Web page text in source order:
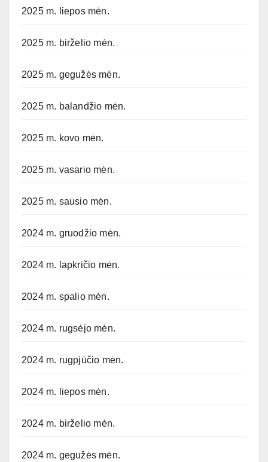
2025 m. liepos mėn.
2025 m. birželio mėn.
2025 m. gegužės mėn.
2025 m. balandžio mėn.
2025 m. kovo mėn.
2025 m. vasario mėn.
2025 m. sausio mėn.
2024 m. gruodžio mėn.
2024 m. lapkričio mėn.
2024 m. spalio mėn.
2024 m. rugsėjo mėn.
2024 m. rugpjūčio mėn.
2024 m. liepos mėn.
2024 m. birželio mėn.
2024 m. gegužės mėn.